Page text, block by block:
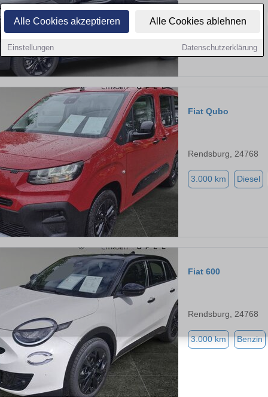
Alle Cookies akzeptieren Alle Cookies ablehnen
Einstellungen Datenschutzerklärung
3.500 km Diesel
Fiat Qubo
Rendsburg, 24768
3.000 km Diesel
Fiat 600
Rendsburg, 24768
3.000 km Benzin